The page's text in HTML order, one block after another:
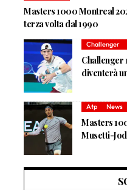
Masters 1000 Montreal
terza volta dal 1990
Challenger
Challenger
diventerà
Atp News
Masters
Musetti-